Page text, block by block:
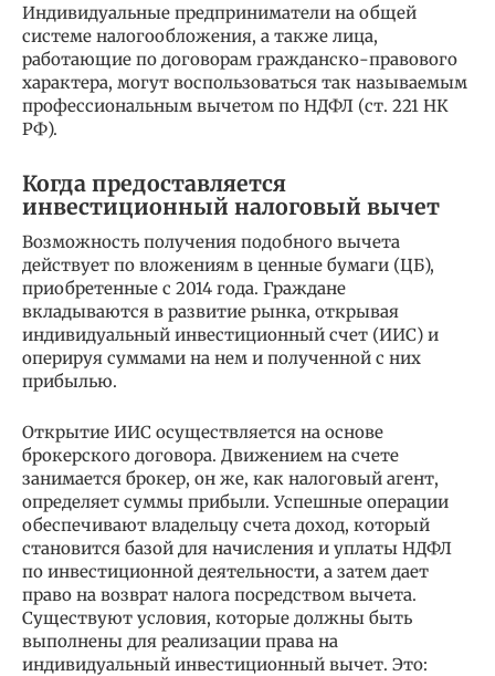
Индивидуальные предприниматели на общей
системе налогообложения, а также лица,
работающие по договорам гражданско-правового
характера, могут воспользоваться так называемым
профессиональным вычетом по НДФЛ (ст. 221 НК
РФ).
Когда предоставляется
инвестиционный налоговый вычет
Возможность получения подобного вычета
действует по вложениям в ценные бумаги (ЦБ),
приобретенные с 2014 года. Граждане
вкладываются в развитие рынка, открывая
индивидуальный инвестиционный счет (ИИС) и
оперируя суммами на нем и полученной с них
прибылью.
Открытие ИИС осуществляется на основе
брокерского договора. Движением на счете
занимается брокер, он же, как налоговый агент,
определяет суммы прибыли. Успешные операции
обеспечивают владельцу счета доход, который
становится базой для начисления и уплаты НДФЛ
по инвестиционной деятельности, а затем дает
право на возврат налога посредством вычета.
Существуют условия, которые должны быть
выполнены для реализации права на
индивидуальный инвестиционный вычет. Это: